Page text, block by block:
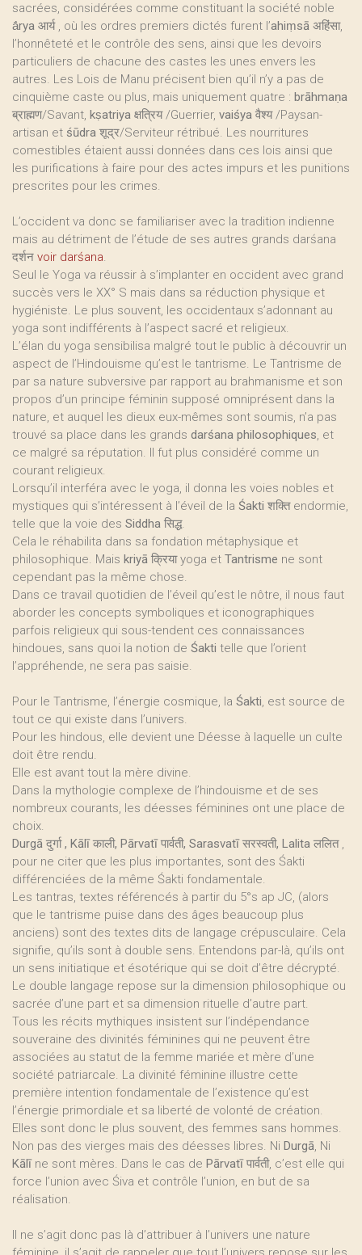
sacrées, considérées comme constituant la société noble
ā́rya आर्य , où les ordres premiers dictés furent l’ahiṃsā अहिंसा,
l’honnêteté et le contrôle des sens, ainsi que les devoirs
particuliers de chacune des castes les unes envers les
autres. Les Lois de Manu précisent bien qu’il n’y a pas de
cinquième caste ou plus, mais uniquement quatre : brāhmaṇa
ब्राह्मण/Savant, kṣatriya क्षत्रिय/Guerrier, vaiśya वैश्य/Paysan-
artisan et śūdra शूद्र/Serviteur rétribué. Les nourritures
comestibles étaient aussi données dans ces lois ainsi que
les purifications à faire pour des actes impurs et les punitions
prescrites pour les crimes.
L’occident va donc se familiariser avec la tradition indienne
mais au détriment de l’étude de ses autres grands darśana
दर्शन voir darśana.
Seul le Yoga va réussir à s’implanter en occident avec grand
succès vers le XX° S mais dans sa réduction physique et
hygiéniste. Le plus souvent, les occidentaux s’adonnant au
yoga sont indifférents à l’aspect sacré et religieux.
L’élan du yoga sensibilisa malgré tout le public à découvrir un
aspect de l’Hindouisme qu’est le tantrisme. Le Tantrisme de
par sa nature subversive par rapport au brahmanisme et son
propos d’un principe féminin supposé omniprésent dans la
nature, et auquel les dieux eux-mêmes sont soumis, n’a pas
trouvé sa place dans les grands darśana philosophiques, et
ce malgré sa réputation. Il fut plus considéré comme un
courant religieux.
Lorsqu’il interféra avec le yoga, il donna les voies nobles et
mystiques qui s’intéressent à l’éveil de la Śakti शक्तिendormie,
telle que la voie des Siddha सिद्ध.
Cela le réhabilita dans sa fondation métaphysique et
philosophique. Mais kriyā क्रियाyoga et Tantrisme ne sont
cependant pas la même chose.
Dans ce travail quotidien de l’éveil qu’est le nôtre, il nous faut
aborder les concepts symboliques et iconographiques
parfois religieux qui sous-tendent ces connaissances
hindoues, sans quoi la notion de Śakti telle que l’orient
l’appréhende, ne sera pas saisie.
Pour le Tantrisme, l’énergie cosmique, la Śakti, est source de
tout ce qui existe dans l’univers.
Pour les hindous, elle devient une Déesse à laquelle un culte
doit être rendu.
Elle est avant tout la mère divine.
Dans la mythologie complexe de l’hindouisme et de ses
nombreux courants, les déesses féminines ont une place de
choix.
Durgā दुर्गा , Kālī काली, Pārvatī पार्वती, Sarasvatī सरस्वती, Lalita ललित ,
pour ne citer que les plus importantes, sont des Śakti
différenciées de la même Śakti fondamentale.
Les tantras, textes référencés à partir du 5°s ap JC, (alors
que le tantrisme puise dans des âges beaucoup plus
anciens) sont des textes dits de langage crépusculaire. Cela
signifie, qu’ils sont à double sens. Entendons par-là, qu’ils ont
un sens initiatique et ésotérique qui se doit d’être décrypté.
Le double langage repose sur la dimension philosophique ou
sacrée d’une part et sa dimension rituelle d’autre part.
Tous les récits mythiques insistent sur l’indépendance
souveraine des divinités féminines qui ne peuvent être
associées au statut de la femme mariée et mère d’une
société patriarcale. La divinité féminine illustre cette
première intention fondamentale de l’existence qu’est
l’énergie primordiale et sa liberté de volonté de création.
Elles sont donc le plus souvent, des femmes sans hommes.
Non pas des vierges mais des déesses libres. Ni Durgā, Ni
Kālī ne sont mères. Dans le cas de Pārvatī पार्वती, c’est elle qui
force l’union avec Śiva et contrôle l’union, en but de sa
réalisation.
Il ne s’agit donc pas là d’attribuer à l’univers une nature